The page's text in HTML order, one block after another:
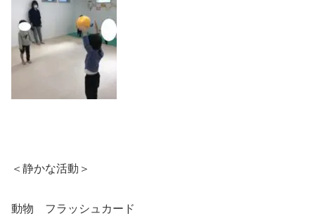
＜静かな活動＞
動物 フラッシュカード